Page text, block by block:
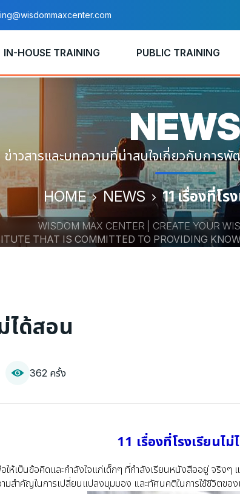
อบร
IN-HOUSE TRAINING PUBLIC TRAINING
NEWS
ข่าวสารและบทความที่น่าสนใจเกี่ยวกับการ
HOME NEWS 11 เรื่องที่โร
WISDOM MAX CENTER | CREATE YOUR
THAT IS COMMITTED TO PROVIDING
ได้สอน
362 ครั้ง
11 เรื่องที่โรงเรียนไ
นข้อคิดและกำลังใจแก่เด็กๆ ที่กำลังเรียนหนังสืออยู่ จริงๆ แ
สำคัญในการเปลี่ยนแปลงมุมมอง และทัศนคติในการใช้ชีวิตของ